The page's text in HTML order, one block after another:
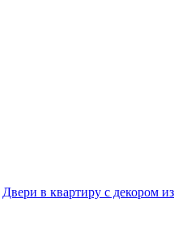
Двери в квартиру с декором из